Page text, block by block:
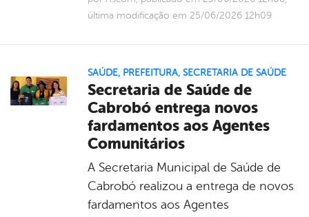
última modificação em 25/06/2026 12h09
SAÚDE, PREFEITURA, SECRETARIA DE SAÚDE
Secretaria de Saúde de
Cabrobó entrega novos
fardamentos aos Agentes
Comunitários
A Secretaria Municipal de Saúde de
Cabrobó realizou a entrega de novos
fardamentos aos Agentes